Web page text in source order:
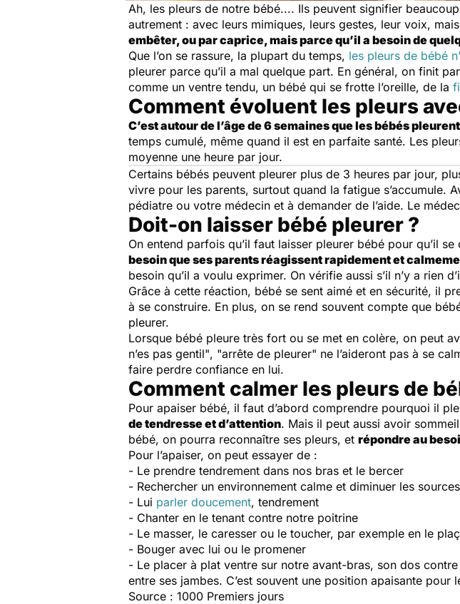
Ah, les pleurs de notre bébé.... Ils peuvent signifier
autrement : avec leurs mimiques, leurs gestes, leur voix,
embêter, ou par caprice, mais parce qu’il a besoin de
Que l’on se rassure, la plupart du temps, les pleurs de bébé
pleurer parce qu’il a mal quelque part. En général, on finit
comme un ventre tendu, un bébé qui se frotte l’oreille, de la
Comment évoluent les pleurs
C’est autour de l’âge de 6 semaines que les bébés
temps cumulé, même quand il est en parfaite santé. Les
moyenne une heure par jour.
Certains bébés peuvent pleurer plus de 3 heures par jour,
vivre pour les parents, surtout quand la fatigue s’accumule.
pédiatre ou votre médecin et à demander de l’aide. Le
Doit-on laisser bébé pleurer ?
On entend parfois qu’il faut laisser pleurer bébé pour qu’il
besoin que ses parents réagissent rapidement et
besoin qu’il a voulu exprimer. On vérifie aussi s’il n’y a rien
Grâce à cette réaction, bébé se sent aimé et en sécurité, il
à se construire. En plus, on se rend souvent compte que
pleurer.
Lorsque bébé pleure très fort ou se met en colère, on peut
n’es pas gentil", "arrête de pleurer" ne l’aideront pas à se
faire perdre confiance en lui.
Comment calmer les pleurs de
Pour apaiser bébé, il faut d’abord comprendre pourquoi il
de tendresse et d’attention. Mais il peut aussi avoir
bébé, on pourra reconnaître ses pleurs, et répondre au
Pour l’apaiser, on peut essayer de :
- Le prendre tendrement dans nos bras et le bercer
- Rechercher un environnement calme et diminuer les
- Lui parler doucement, tendrement
- Chanter en le tenant contre notre poitrine
- Le masser, le caresser ou le toucher, par exemple en le
- Bouger avec lui ou le promener
- Le placer à plat ventre sur notre avant-bras, son dos
entre ses jambes. C’est souvent une position apaisante
Source : 1000 Premiers jours